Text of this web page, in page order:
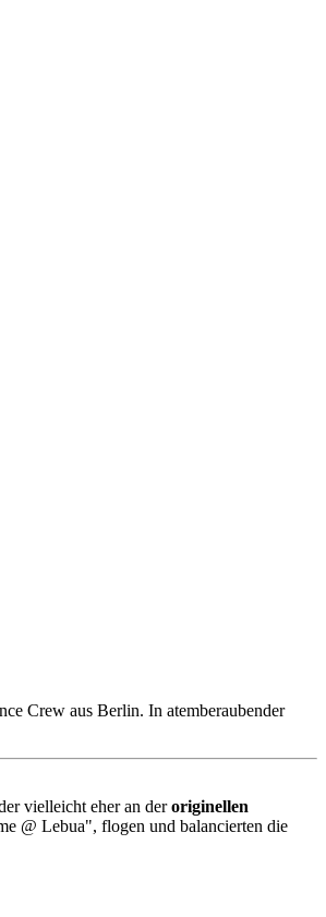
Crew aus Berlin. In atemberaubender
vielleicht eher an deroriginellen
@ Lebua", flogen und balancierten die